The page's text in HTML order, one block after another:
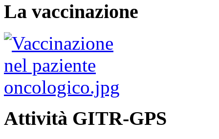
La vaccinazione
Attività GITR-GPS